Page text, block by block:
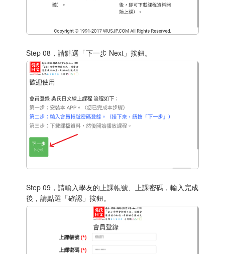
Step 08，請點選「下一步 Next」按鈕。
Step 09，請輸入學友的上課帳號、上課密碼，輸入完成
後，請點選「確認」按鈕。